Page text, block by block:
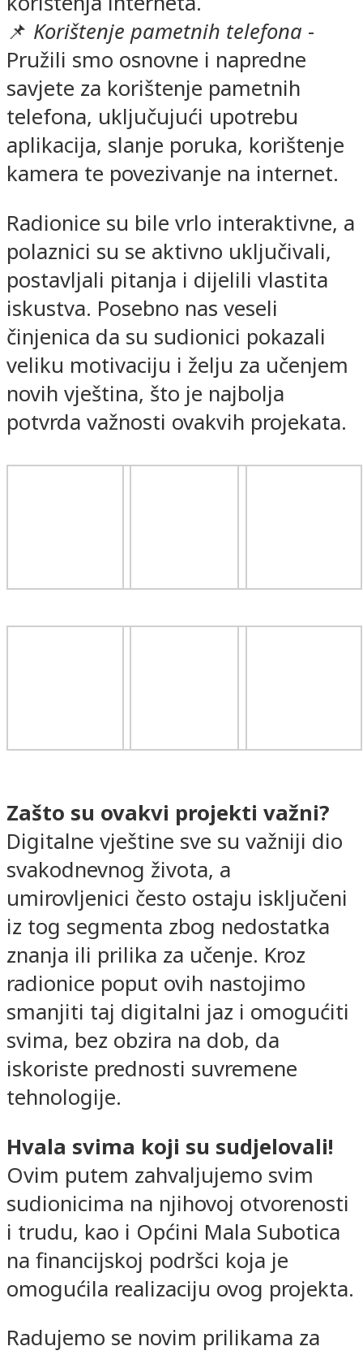
📌 Korištenje pametnih telefona -
Pružili smo osnovne i napredne
savjete za korištenje pametnih
telefona, uključujući upotrebu
aplikacija, slanje poruka, korištenje
kamera te povezivanje na internet.
Radionice su bile vrlo interaktivne, a
polaznici su se aktivno uključivali,
postavljali pitanja i dijelili vlastita
iskustva. Posebno nas veseli
činjenica da su sudionici pokazali
veliku motivaciju i želju za učenjem
novih vještina, što je najbolja
potvrda važnosti ovakvih projekata.
Zašto su ovakvi projekti važni?
Digitalne vještine sve su važniji dio
svakodnevnog života, a
umirovljenici često ostaju isključeni
iz tog segmenta zbog nedostatka
znanja ili prilika za učenje. Kroz
radionice poput ovih nastojimo
smanjiti taj digitalni jaz i omogućiti
svima, bez obzira na dob, da
iskoriste prednosti suvremene
tehnologije.
Hvala svima koji su sudjelovali!
Ovim putem zahvaljujemo svim
sudionicima na njihovoj otvorenosti
i trudu, kao i Općini Mala Subotica
na financijskoj podršci koja je
omogućila realizaciju ovog projekta.
Radujemo se novim prilikama za